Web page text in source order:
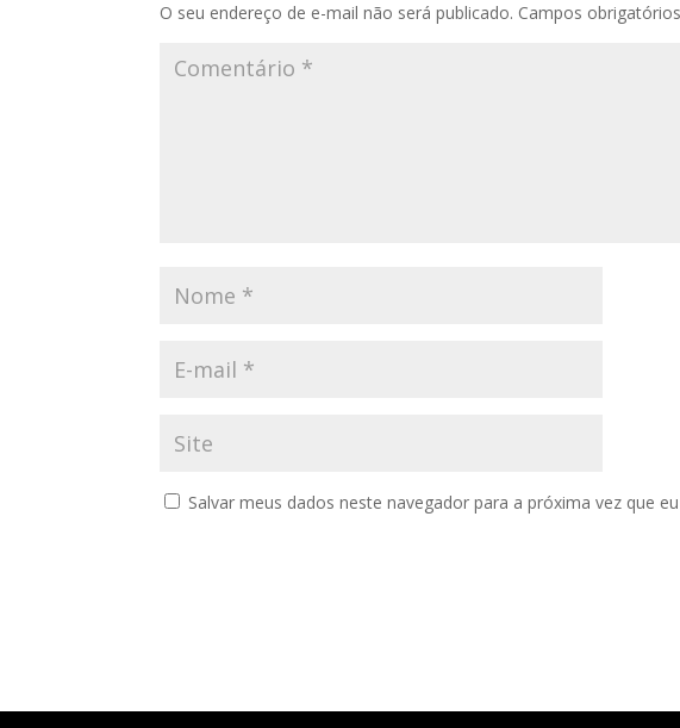
O seu endereço de e-mail não será publicado. Campos
Salvar meus dados neste navegador para a próxima vez que